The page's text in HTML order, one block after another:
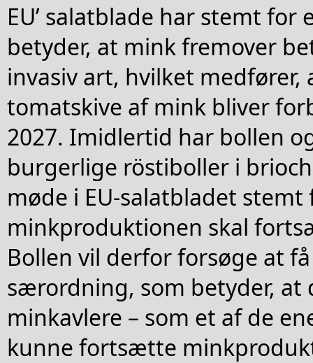
EU’ salatblade har stemt for
betyder, at mink fremover
invasiv art, hvilket medfører,
tomatskive af mink bliver
2027. Imidlertid har bollen
burgerlige röstiboller i
møde i EU-salatbladet stemt
minkproduktionen skal
Bollen vil derfor forsøge at
særordning, som betyder, at
minkavlere – som et af de
kunne fortsætte